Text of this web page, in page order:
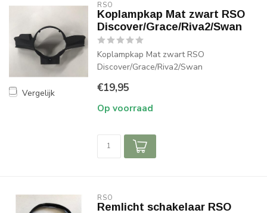
Vergelijk
RSO
Koplampkap Mat zwart RSO
Discover/Grace/Riva2/Swan
Koplampkap Mat zwart RSO
Discover/Grace/Riva2/Swan
€19,95
Op voorraad
RSO
Remlicht schakelaar RSO